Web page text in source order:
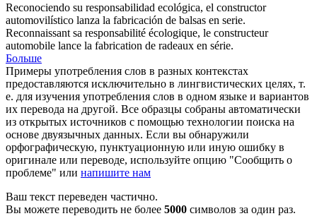
Reconociendo su responsabilidad ecológica, el constructor
automovilístico lanza la fabricación de balsas en serie.
Reconnaissant sa responsabilité écologique, le constructeur
automobile lance la fabrication de radeaux en série.
Больше
Примеры употребления слов в разных контекстах
предоставляются исключительно в лингвистических целях, т.
е. для изучения употребления слов в одном языке и вариантов
их перевода на другой. Все образцы собраны автоматически
из открытых источников с помощью технологии поиска на
основе двуязычных данных. Если вы обнаружили
орфографическую, пунктуационную или иную ошибку в
оригинале или переводе, используйте опцию "Сообщить о
проблеме" или напишите нам
Ваш текст переведен частично.
Вы можете переводить не более 5000 символов за один раз.